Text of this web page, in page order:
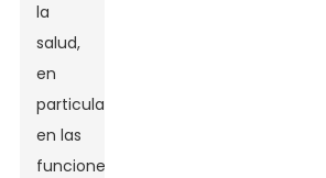
la
salud,
en
particular
en las
funciones